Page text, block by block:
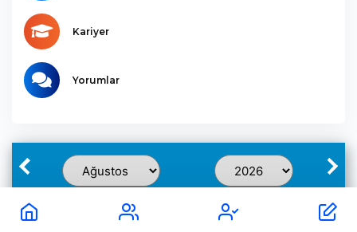
Kariyer
Yorumlar
Pzt Çar Cum Paz